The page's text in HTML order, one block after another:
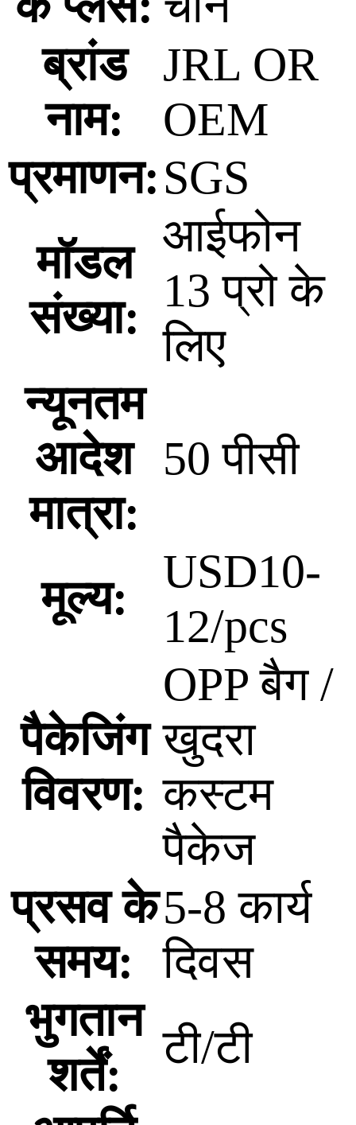
ब्रांड
नाम:
JRL OR
OEM
प्रमाणन:SGS
मॉडल
संख्या:
आईफोन
13 प्रो के
लिए
न्यूनतम
आदेश
मात्रा:
50 पीसी
मूल्य:
USD10-
12/pcs
पैकेजिंग
विवरण:
OPP बैग /
खुदरा
कस्टम
पैकेज
प्रसव के
समय:
5-8 कार्य
दिवस
भुगतान
शर्तें:
टी/टी